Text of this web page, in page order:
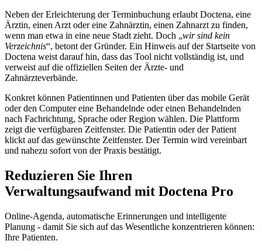
Neben der Erleichterung der Terminbuchung erlaubt Doctena, eine
Ärztin, einen Arzt oder eine Zahnärztin, einen Zahnarzt zu finden,
wenn man etwa in eine neue Stadt zieht. Doch „wir sind kein
Verzeichnis“, betont der Gründer. Ein Hinweis auf der Startseite von
Doctena weist darauf hin, dass das Tool nicht vollständig ist, und
verweist auf die offiziellen Seiten der Ärzte- und
Zahnärzteverbände.
Konkret können Patientinnen und Patienten über das mobile Gerät
oder den Computer eine Behandelnde oder einen Behandelnden
nach Fachrichtung, Sprache oder Region wählen. Die Plattform
zeigt die verfügbaren Zeitfenster. Die Patientin oder der Patient
klickt auf das gewünschte Zeitfenster. Der Termin wird vereinbart
und nahezu sofort von der Praxis bestätigt.
Reduzieren Sie Ihren
Verwaltungsaufwand mit Doctena Pro
Online-Agenda, automatische Erinnerungen und intelligente
Planung - damit Sie sich auf das Wesentliche konzentrieren können:
Ihre Patienten.